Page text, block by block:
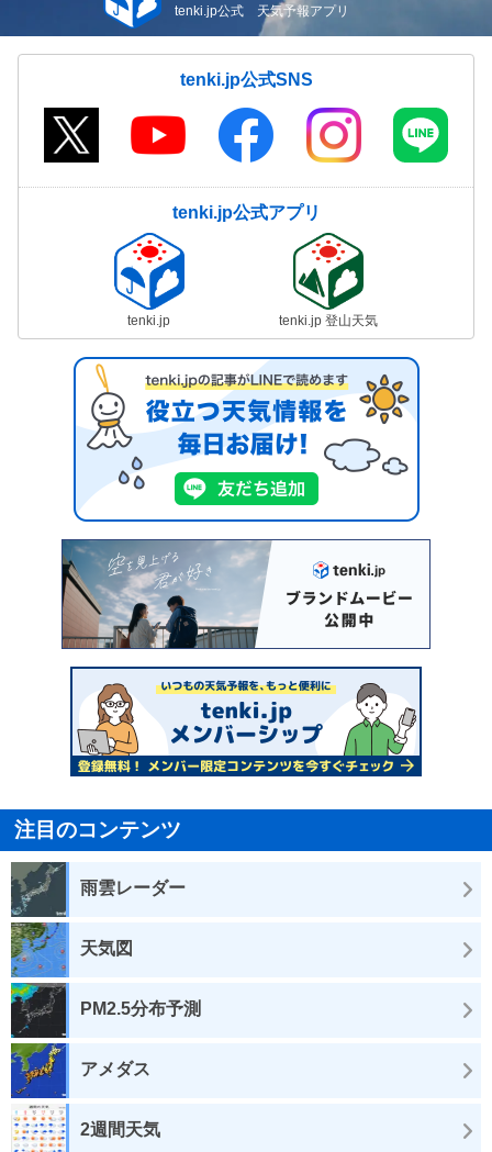
tenki.jp公式 天気予報アプリ
tenki.jp公式SNS
tenki.jp公式アプリ
tenki.jp tenki.jp 登山天気
注目のコンテンツ
雨雲レーダー
天気図
PM2.5分布予測
アメダス
2週間天気